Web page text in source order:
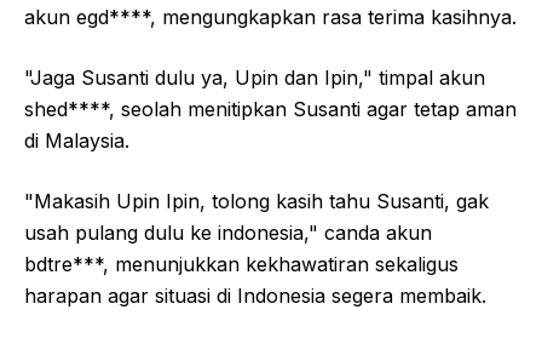
akun egd****, mengungkapkan rasa terima kasihnya.
"Jaga Susanti dulu ya, Upin dan Ipin," timpal akun
shed****, seolah menitipkan Susanti agar tetap aman
di Malaysia.
"Makasih Upin Ipin, tolong kasih tahu Susanti, gak
usah pulang dulu ke indonesia," canda akun
bdtre***, menunjukkan kekhawatiran sekaligus
harapan agar situasi di Indonesia segera membaik.